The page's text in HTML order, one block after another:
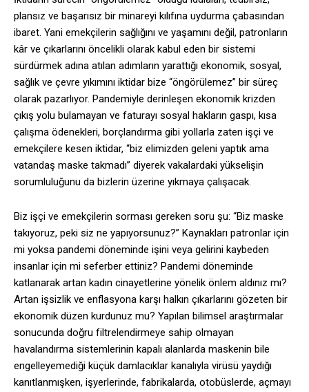
plansız ve başarısız bir minareyi kılıfına uydurma çabasından
ibaret. Yani emekçilerin sağlığını ve yaşamını değil, patronların
kâr ve çıkarlarını öncelikli olarak kabul eden bir sistemi
sürdürmek adına atılan adımların yarattığı ekonomik, sosyal,
sağlık ve çevre yıkımını iktidar bize “öngörülemez” bir süreç
olarak pazarlıyor. Pandemiyle derinleşen ekonomik krizden
çıkış yolu bulamayan ve faturayı sosyal hakların gaspı, kısa
çalışma ödenekleri, borçlandırma gibi yollarla zaten işçi ve
emekçilere kesen iktidar, “biz elimizden geleni yaptık ama
vatandaş maske takmadı” diyerek vakalardaki yükselişin
sorumluluğunu da bizlerin üzerine yıkmaya çalışacak.
Biz işçi ve emekçilerin sorması gereken soru şu: “Biz maske
takıyoruz, peki siz ne yapıyorsunuz?” Kaynakları patronlar için
mi yoksa pandemi döneminde işini veya gelirini kaybeden
insanlar için mi seferber ettiniz? Pandemi döneminde
katlanarak artan kadın cinayetlerine yönelik önlem aldınız mı?
Artan işsizlik ve enflasyona karşı halkın çıkarlarını gözeten bir
ekonomik düzen kurdunuz mu? Yapılan bilimsel araştırmalar
sonucunda doğru filtrelendirmeye sahip olmayan
havalandırma sistemlerinin kapalı alanlarda maskenin bile
engelleyemediği küçük damlacıklar kanalıyla virüsü yaydığı
kanıtlanmışken, işyerlerinde, fabrikalarda, otobüslerde, açmayı